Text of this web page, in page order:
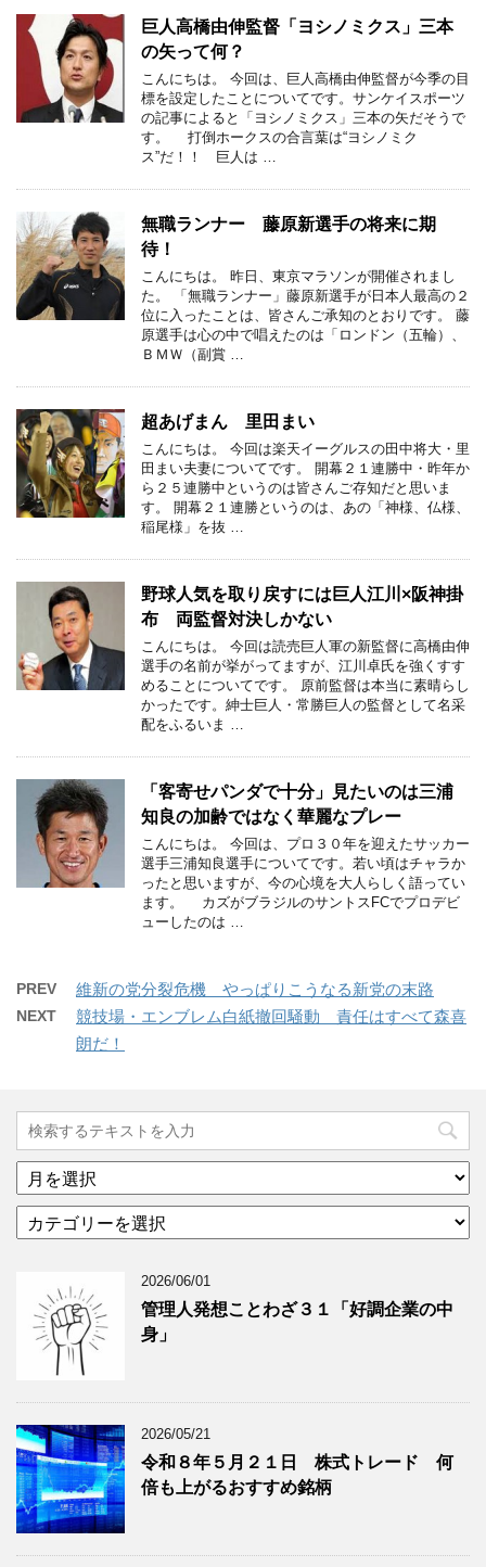
巨人高橋由伸監督「ヨシノミクス」三本
の矢って何？
こんにちは。 今回は、巨人高橋由伸監督が今季の目
標を設定したことについてです。サンケイスポーツ
の記事によると「ヨシノミクス」三本の矢だそうで
す。 打倒ホークスの合言葉は“ヨシノミク
ス”だ！！ 巨人は …
無職ランナー 藤原新選手の将来に期
待！
こんにちは。 昨日、東京マラソンが開催されまし
た。 「無職ランナー」藤原新選手が日本人最高の２
位に入ったことは、皆さんご承知のとおりです。 藤
原選手は心の中で唱えたのは「ロンドン（五輪）、
ＢＭＷ（副賞 …
超あげまん 里田まい
こんにちは。 今回は楽天イーグルスの田中将大・里
田まい夫妻についてです。 開幕２１連勝中・昨年か
ら２５連勝中というのは皆さんご存知だと思いま
す。 開幕２１連勝というのは、あの「神様、仏様、
稲尾様」を抜 …
野球人気を取り戻すには巨人江川×阪神掛
布 両監督対決しかない
こんにちは。 今回は読売巨人軍の新監督に高橋由伸
選手の名前が挙がってますが、江川卓氏を強くすす
めることについてです。 原前監督は本当に素晴らし
かったです。紳士巨人・常勝巨人の監督として名采
配をふるいま …
「客寄せパンダで十分」見たいのは三浦
知良の加齢ではなく華麗なプレー
こんにちは。 今回は、プロ３０年を迎えたサッカー
選手三浦知良選手についてです。若い頃はチャラか
ったと思いますが、今の心境を大人らしく語ってい
ます。 カズがブラジルのサントスFCでプロデビ
ューしたのは …
PREV 維新の党分裂危機 やっぱりこうなる新党の末路
NEXT
競技場・エンブレム白紙撤回騒動 責任はすべて森喜
朗だ！
ア
ー
イ
グ
記
事
を
表
示
テ
ー
グ
記
事
を
表
示
2026/06/01
管理人発想ことわざ３１「好調企業の中
身」
2026/05/21
令和８年５月２１日 株式トレード 何
倍も上がるおすすめ銘柄